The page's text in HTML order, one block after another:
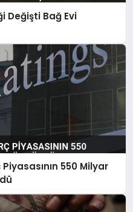
Değişti Bağ Evi
550 Milyar